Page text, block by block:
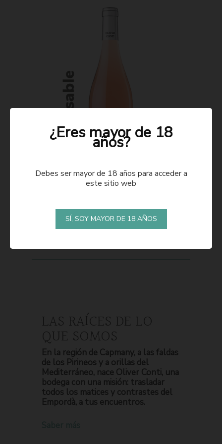
LAS RAÍCES DE LO
QUE SOMOS
En la región de Capmany, a las faldas
de los Pirineos y a orillas del
Mediterráneo, nace Oliver Conti, una
bodega con una misión: trasladar
todos los matices y contrastes del
Empordà, a tus encuentros.
¿Eres mayor de 18
años?
Debes ser mayor de 18 años para acceder a
este sitio web
SÍ, SOY MAYOR DE 18 AÑOS